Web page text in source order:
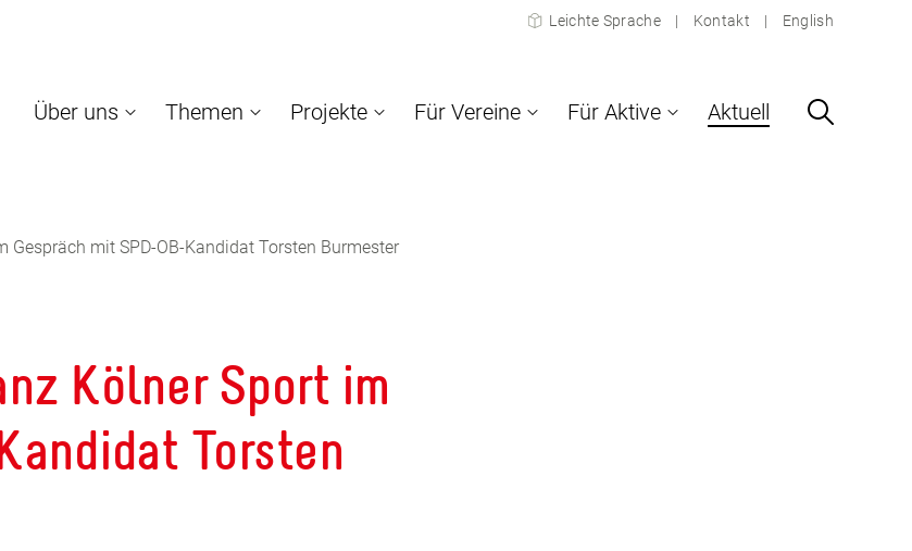
Über uns Themen Projekte Für Vereine Für Aktive Aktuell
Leichte Sprache Kontakt English
Gespräch mit SPD-OB-Kandidat Torsten Burmester
Kölner Sport im
Torsten